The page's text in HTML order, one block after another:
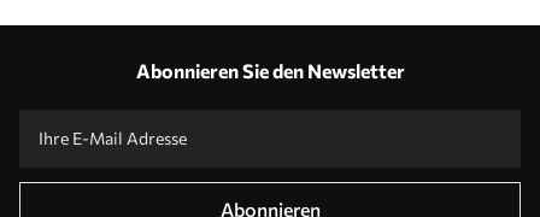
Abonnieren Sie den Newsletter
Abonnieren